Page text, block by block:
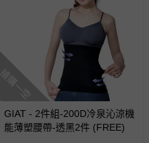
搶購一空
GIAT - 2件組-200D冷泉沁涼機
能薄塑腰帶-透黑2件 (FREE)